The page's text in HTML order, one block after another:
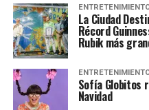
La Ciudad
Récord
Rubik más
Sofía Globitos
Navidad